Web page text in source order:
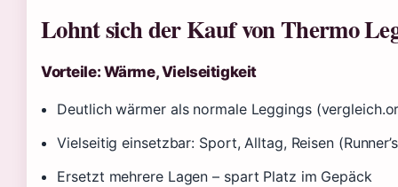
Lohnt sich der Kauf von Thermo
Vorteile: Wärme, Vielseitigkeit
Deutlich wärmer als normale Leggings
Vielseitig einsetzbar: Sport, Alltag, Reisen
Ersetzt mehrere Lagen – spart Platz im Gepäck